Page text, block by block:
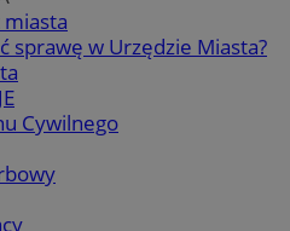
sprawę w Urzędzie Miasta?
Cywilnego